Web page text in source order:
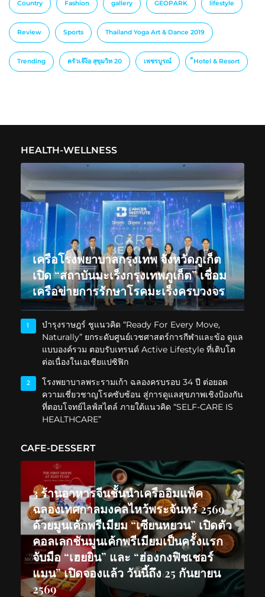
Country Fashion gallery GEOPARK lifestyle
Review Sports Thailand Yoga Art & Dance 2019
Trending ครัวเจ๊ง้อ สุขุมวิท 20 เพชรบูรณ์ ็Hotel & Resort
HEALTH-WELLNESS
เครือโรงพยาบาลกรุงเทพ จังหวัดภูเก็ต
เปิด “สถาบันมะเร็งกรุงเทพภูเก็ต” เชื่อม
เครือข่ายการรักษาโรคมะเร็งครบวงจร
1
บำรุงราษฎร์ ชูแนวคิด “Ready For Every Move,
Naturally” ยกระดับศูนย์เวชศาสตร์การกีฬาและข้อ ดูแล
แบบองค์รวม ตอบรับเทรนด์ Active Lifestyle ที่เติบโต
ต่อเนื่องในเอเชียแปซิฟิก
2
โรงพยาบาลพระรามเก้า ฉลองครบรอบ 34 ปี ต่อยอด
ความเชี่ยวชาญโรคซับซ้อน สู่การดูแลสุขภาพเชิงป้องกัน
ที่ตอบโจทย์ไลฟ์สไตล์ ภายใต้แนวคิด “SELF-CARE IS
HEALTHCARE”
CAFE-DESSERT
3 ร้านอาหารจีนชั้นนำเครืออิมแพ็ค
ฉลองเทศกาลมงคลไหว้พระจันทร์ 2569
ด้วยมูนเค้กพรีเมียม “เซียนหยวน” เปิดตัว
คอลเลกชันมูนเค้กพรีเมียมเป็นครั้งแรก
จับมือ “เฮยยิน” และ “ฮ่องกงฟิชเชอร์
แมน” เปิดจองแล้ว วันนี้ถึง 25 กันยายน
2569